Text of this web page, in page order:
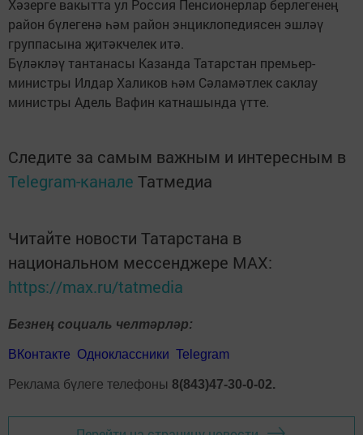
Хәзерге вакытта ул Россия Пенсионерлар берлегенең
район бүлегенә һәм район энциклопедиясен эшләү
группасына җитәкчелек итә.
Бүләкләү тантанасы Казанда Татарстан премьер-
министры Илдар Халиков һәм Сәламәтлек саклау
министры Адель Вафин катнашында үтте.
Следите за самым важным и интересным в
Telegram-канале Татмедиа
Читайте новости Татарстана в
национальном мессенджере MАХ:
https://max.ru/tatmedia
Безнең социаль челтәрләр:
ВКонтакте Одноклассники Telegram
Реклама бүлеге телефоны 8(843)47-30-0-02.